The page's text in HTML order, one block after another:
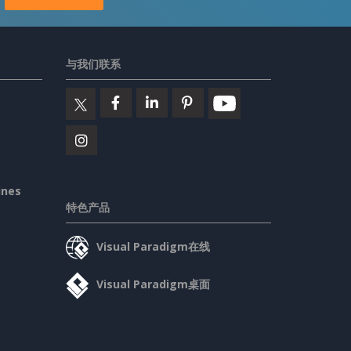
与我们联系
特色产品
Visual Paradigm在线
Visual Paradigm桌面